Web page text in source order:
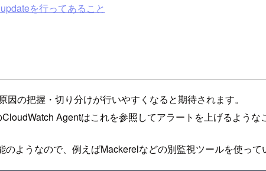
を行ってあること
の把握・切り分けが行いやすくなると期待されます。
Agentはこれを参照してアラートを上げるような
ようなので、例えばMackerelなどの別監視ツールを使って